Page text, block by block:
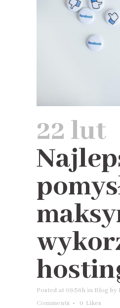
22 lut
Posted at 09:56h in Blog by
Comments
0 Likes